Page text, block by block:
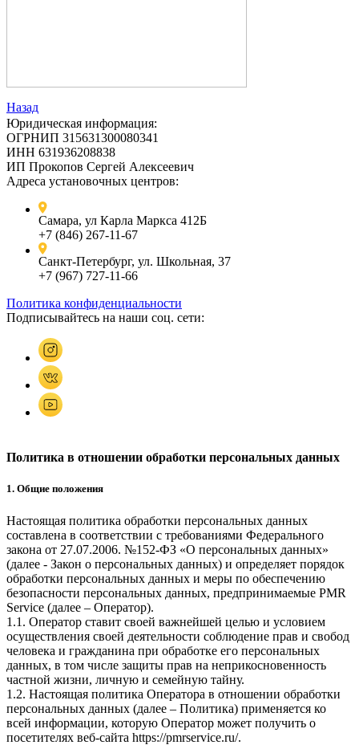
Назад
Юридическая информация:
ОГРНИП 315631300080341
ИНН 631936208838
ИП Прокопов Сергей Алексеевич
Адреса установочных центров:
Самара, ул Карла Маркса 412Б
+7 (846) 267-11-67
Санкт-Петербург, ул. Школьная, 37
+7 (967) 727-11-66
Политика конфиденциальности
Подписывайтесь на наши соц. сети:
Политика в отношении обработки персональных данных
1. Общие положения
Настоящая политика обработки персональных данных
составлена в соответствии с требованиями Федерального
закона от 27.07.2006. №152-ФЗ «О персональных данных»
(далее - Закон о персональных данных) и определяет порядок
обработки персональных данных и меры по обеспечению
безопасности персональных данных, предпринимаемые PMR
Service (далее – Оператор).
1.1. Оператор ставит своей важнейшей целью и условием
осуществления своей деятельности соблюдение прав и свобод
человека и гражданина при обработке его персональных
данных, в том числе защиты прав на неприкосновенность
частной жизни, личную и семейную тайну.
1.2. Настоящая политика Оператора в отношении обработки
персональных данных (далее – Политика) применяется ко
всей информации, которую Оператор может получить о
посетителях веб-сайта https://pmrservice.ru/.